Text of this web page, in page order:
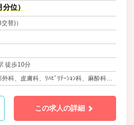
る病院です。
位）
替)）
徒歩10分
科、皮膚科、ﾘﾊﾋﾞﾘﾃｰｼｮﾝ科、麻酔科、
この求人の詳細